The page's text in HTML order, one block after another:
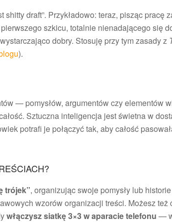
draft”. Przykładowo: teraz, pisząc pracę
szkicu, totalnie nienadającego się
dobry. Stosuję przy tym zasady z
).
— pomysłów, argumentów czy elementów
Sztuczna inteligencja jest świetna w
potrafi je połączyć tak, aby całość
trójek”, organizując swoje pomysły lub
wzorów organizacji treści. Możesz też
włączysz siatkę 3×3 w aparacie telefonu —